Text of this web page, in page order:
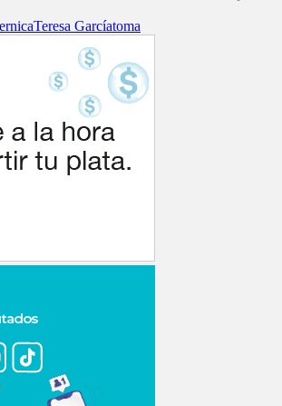
Teresa Garcíatoma